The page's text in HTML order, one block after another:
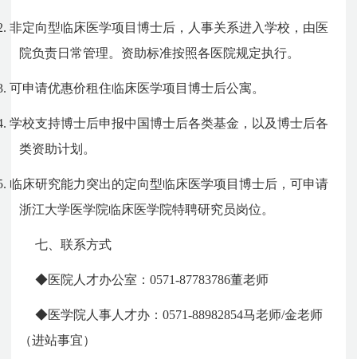
非定向型临床医学项目博士后，人事关系进入学校，由医
院负责日常管理。资助标准按照各医院规定执行。
可申请优惠价租住临床医学项目博士后公寓。
学校支持博士后申报中国博士后各类基金，以及博士后各
类资助计划。
临床研究能力突出的定向型临床医学项目博士后，可申请
浙江大学医学院临床医学院特聘研究员岗位。
七、联系方式
◆医院人才办公室：0571-87783786董老师
◆医学院人事人才办：0571-88982854马老师/金老师
（进站事宜）